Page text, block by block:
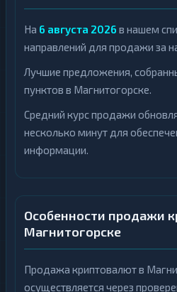
На 6 августа 2026 в нашем
направлений для продажи за
Лучшие предложения,
пунктов в Магнитогорске.
Средний курс продажи
несколько минут для
информации.
Особенности продажи
Магнитогорске
Продажа криптовалют в
осуществляется через